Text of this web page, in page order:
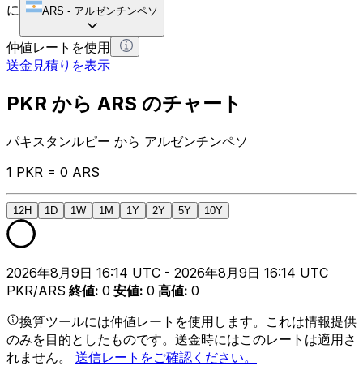
に
ARS - アルゼンチンペソ
仲値レートを使用
送金見積りを表示
PKR から ARS のチャート
パキスタンルピー から アルゼンチンペソ
1 PKR = 0 ARS
12H 1D 1W 1M 1Y 2Y 5Y 10Y
2026年8月9日 16:14 UTC - 2026年8月9日 16:14 UTC
PKR/ARS 終値: 0 安値: 0 高値: 0
換算ツールには仲値レートを使用します。これは情報提供
のみを目的としたものです。送金時にはこのレートは適用さ
れません。 送信レートをご確認ください。